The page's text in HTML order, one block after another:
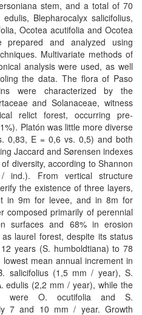
stem, and a total of 70
Blepharocalyx salicifolius,
Ocotea acutifolia and Ocotea
prepared and analyzed using
Multivariate methods of
analysis were used, as well
the data. The flora of Paso
were characterized by the
and Solanaceae, witness
relict forest, occurring pre-
Platón was little more diverse
0,83, E = 0,6 vs. 0,5) and both
Jaccard and Sørensen indexes
diversity, according to Shannon
From vertical structure
the existence of three layers,
in 9m for levee, and in 8m for
composed primarily of perennial
surfaces and 68% in erosion
laurel forest, despite its status
years (S. humboldtiana) to 78
mean annual increment in
salicifolius (1,5 mm / year), S.
edulis (2,2 mm / year), while the
were O. ocutifolia and S.
7 and 10 mm / year. Growth